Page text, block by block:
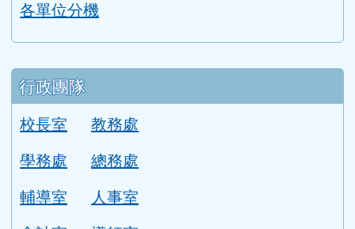
各單位分機
行政團隊
校長室
教務處
學務處
總務處
輔導室
人事室